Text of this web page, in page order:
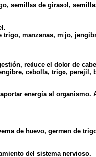
semillas de girasol,
manzanas, mijo,
reduce el dolor de
cebolla, trigo, perejil,
energía al organismo.
de huevo, germen de
del sistema nervioso.